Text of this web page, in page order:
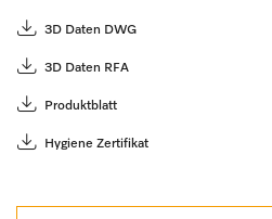
3D Daten DWG
3D Daten RFA
Produktblatt
Hygiene Zertifikat